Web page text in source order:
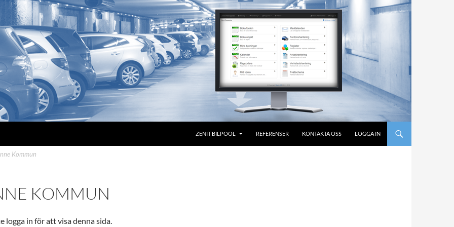
ZENIT BILPOOL REFERENSER KONTAKTA OSS LOGGA IN
Kommun
KOMMUN
logga in för att visa denna sida.